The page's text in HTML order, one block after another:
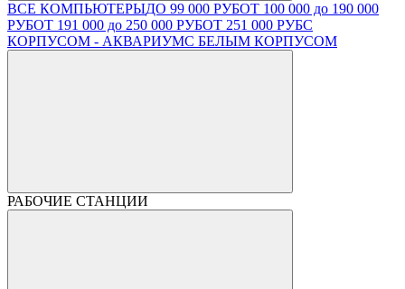
ВСЕ КОМПЬЮТЕРЫДО 99 000 РУБОТ 100 000 до 190 000
РУБОТ 191 000 до 250 000 РУБОТ 251 000 РУБС
КОРПУСОМ - АКВАРИУМС БЕЛЫМ КОРПУСОМ
РАБОЧИЕ СТАНЦИИ